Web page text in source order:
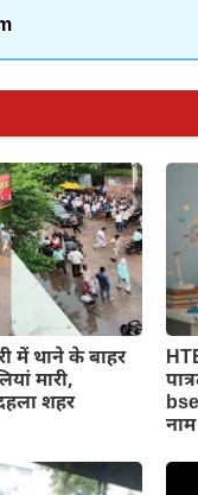
में थाने के बाहर
मारी,
शहर
नाम